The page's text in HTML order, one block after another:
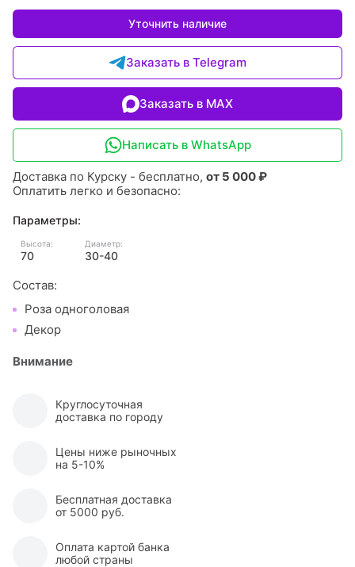
Уточнить наличие
Заказать в Telegram
Заказать в MAX
Написать в WhatsApp
Доставка по Курску - бесплатно, от 5 000 ₽
Оплатить легко и безопасно:
Параметры:
Высота:
70
Диаметр:
30-40
Состав:
Роза одноголовая
Декор
Внимание
Круглосуточная
доставка по городу
Цены ниже рыночных
на 5-10%
Бесплатная доставка
от 5000 руб.
Оплата картой банка
любой страны